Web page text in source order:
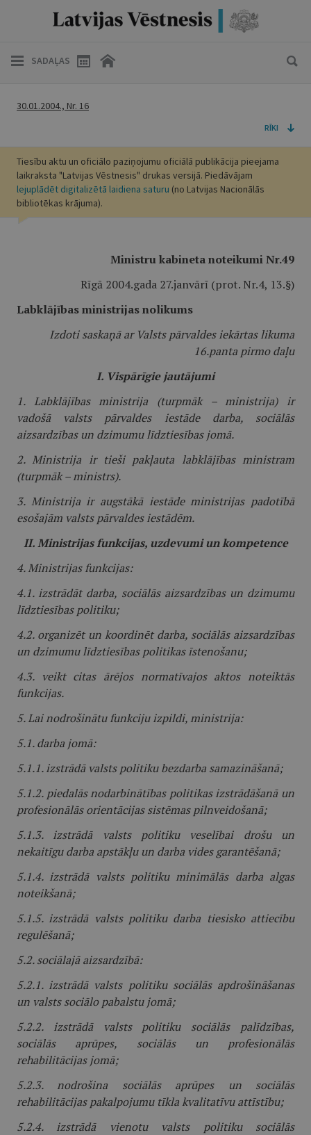
SADAĻAS
30.01.2004., Nr. 16
RĪKI
Tiesību aktu un oficiālo paziņojumu oficiālā publikācija pieejama
laikraksta "Latvijas Vēstnesis" drukas versijā. Piedāvājam
lejuplādēt digitalizētā laidiena saturu (no Latvijas Nacionālās
bibliotēkas krājuma).
Ministru kabineta noteikumi Nr.49
Rīgā 2004.gada 27.janvārī (prot. Nr.4, 13.§)
Labklājības ministrijas nolikums
Izdoti saskaņā ar Valsts pārvaldes iekārtas likuma
16.panta pirmo daļu
I. Vispārīgie jautājumi
1. Labklājības ministrija (turpmāk – ministrija) ir
vadošā valsts pārvaldes iestāde darba, sociālās
aizsardzības un dzimumu līdztiesības jomā.
2. Ministrija ir tieši pakļauta labklājības ministram
(turpmāk – ministrs).
3. Ministrija ir augstākā iestāde ministrijas padotībā
esošajām valsts pārvaldes iestādēm.
II. Ministrijas funkcijas, uzdevumi un kompetence
4. Ministrijas funkcijas:
4.1. izstrādāt darba, sociālās aizsardzības un dzimumu
līdztiesības politiku;
4.2. organizēt un koordinēt darba, sociālās aizsardzības
un dzimumu līdztiesības politikas īstenošanu;
4.3. veikt citas ārējos normatīvajos aktos noteiktās
funkcijas.
5. Lai nodrošinātu funkciju izpildi, ministrija:
5.1. darba jomā:
5.1.1. izstrādā valsts politiku bezdarba samazināšanā;
5.1.2. piedalās nodarbinātības politikas izstrādāšanā un
profesionālās orientācijas sistēmas pilnveidošanā;
5.1.3. izstrādā valsts politiku veselībai drošu un
nekaitīgu darba apstākļu un darba vides garantēšanā;
5.1.4. izstrādā valsts politiku minimālās darba algas
noteikšanā;
5.1.5. izstrādā valsts politiku darba tiesisko attiecību
regulēšanā;
5.2. sociālajā aizsardzībā:
5.2.1. izstrādā valsts politiku sociālās apdrošināšanas
un valsts sociālo pabalstu jomā;
5.2.2. izstrādā valsts politiku sociālās palīdzības,
sociālās aprūpes, sociālās un profesionālās
rehabilitācijas jomā;
5.2.3. nodrošina sociālās aprūpes un sociālās
rehabilitācijas pakalpojumu tīkla kvalitatīvu attīstību;
5.2.4. izstrādā vienotu valsts politiku sociālās